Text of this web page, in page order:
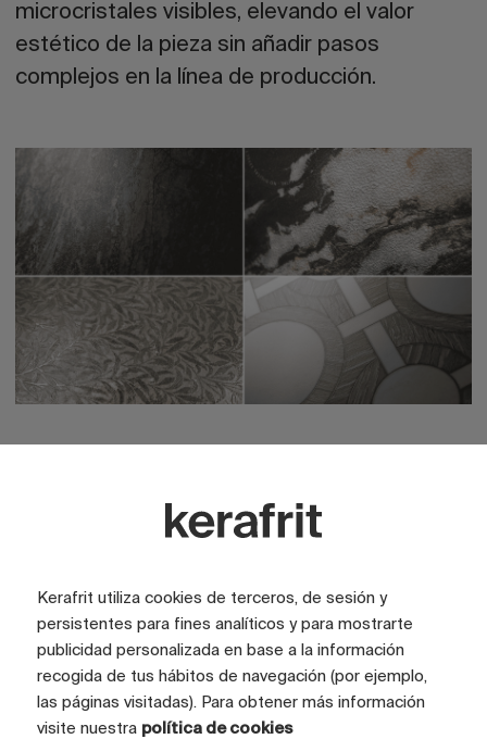
microcristales visibles, elevando el valor
estético de la pieza sin añadir pasos
complejos en la línea de producción.
producto y ciclo de cocción
alcanzarse bajo las condiciones reales de la
planta, no en un escenario ideal. Variables
como la velocidad de calentamiento, el
tiempo de permanencia, la atmósfera del
Kerafrit utiliza cookies de terceros, de sesión y
persistentes para fines analíticos y para mostrarte
publicidad personalizada en base a la información
recogida de tus hábitos de navegación (por ejemplo,
las páginas visitadas). Para obtener más información
visite nuestra política de cookies